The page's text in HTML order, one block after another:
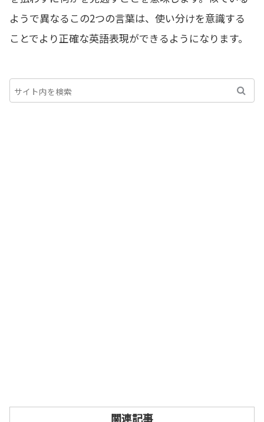
ようで異なるこの2つの言葉は、使い分けを意識する
ことでより正確な英語表現ができるようになります。
関連記事